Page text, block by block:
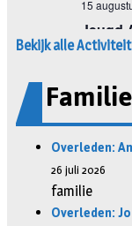
Bekijk alle
Overleden:
26 juli 2026
familie
Overleden: